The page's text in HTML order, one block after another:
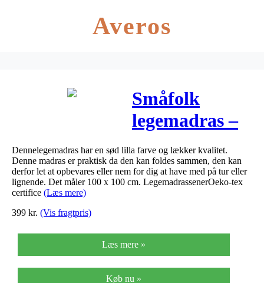
Averos
Småfolk
legemadras –
Lilla
Dennelegemadras har en sød lilla farve og lækker kvalitet.
Denne madras er praktisk da den kan foldes sammen, den kan
derfor let at opbevares eller nem for dig at have med på tur eller
lignende. Det måler 100 x 100 cm. LegemadrassenerOeko-tex
certifice (Læs mere)
399 kr. (Vis fragtpris)
Læs mere »
Køb nu »